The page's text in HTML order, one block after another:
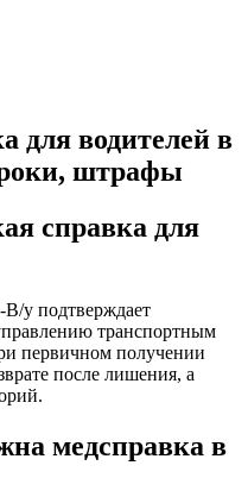
для водителей в
штрафы
справка для
у подтверждает
транспортным
первичном получении
после лишения, а
медсправка в